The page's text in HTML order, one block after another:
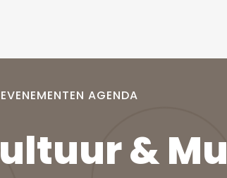
EVENEMENTEN AGENDA
ultuur&Mu